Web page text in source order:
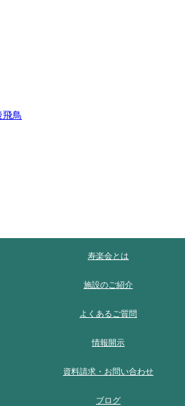
飛鳥
寿楽会とは
施設のご紹介
よくあるご質問
情報開示
資料請求・お問い合わせ
ブログ